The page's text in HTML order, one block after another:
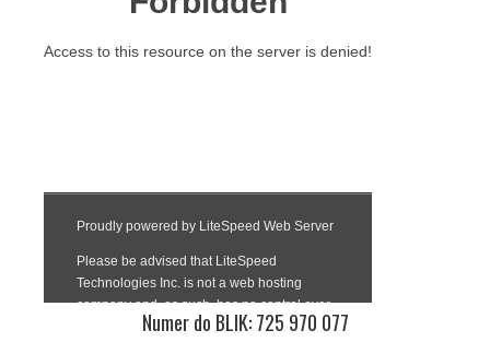
Numer do BLIK: 725 970 077